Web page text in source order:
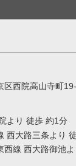
区西院高山寺町
より 徒歩 約1分
西大路三条より
西線 西大路御池